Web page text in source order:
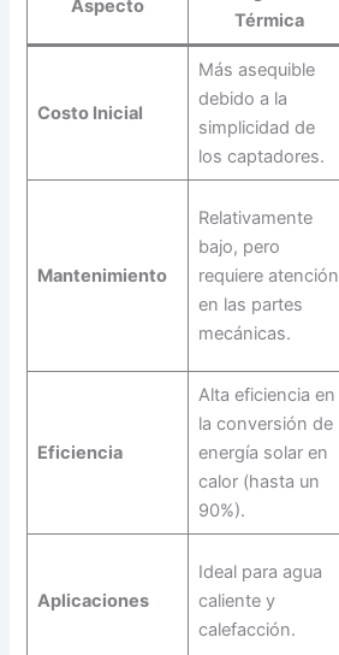
Aspecto
Térmica
Costo Inicial
Más asequible
debido a la
simplicidad de
los captadores.
Mantenimiento
Relativamente
bajo, pero
requiere atención
en las partes
mecánicas.
Eficiencia
Alta eficiencia en
la conversión de
energía solar en
calor (hasta un
90%).
Aplicaciones
Ideal para agua
caliente y
calefacción.